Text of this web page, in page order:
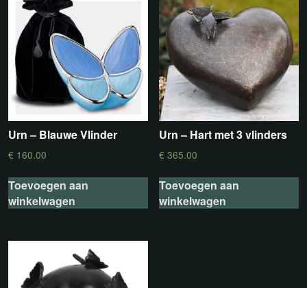
Urn – Blauwe Vlinder
€ 160.00
Toevoegen aan
winkelwagen
Urn – Hart met 3 vlinders
€ 365.00
Toevoegen aan
winkelwagen